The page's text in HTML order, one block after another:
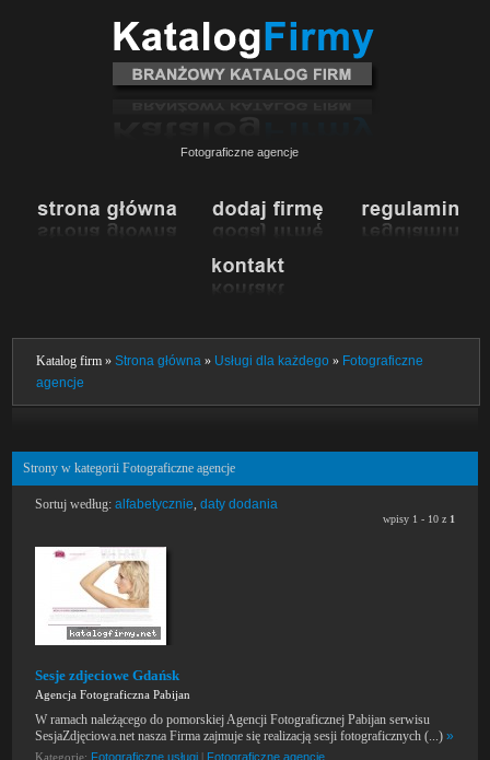
Fotograficzne agencje
Katalog firm »Strona główna » Usługi dla każdego » Fotograficzne
agencje
Strony w kategorii Fotograficzne agencje
Sortuj według:alfabetycznie,daty dodania
wpisy 1 - 10 z 1
Sesje zdjeciowe Gdańsk
Agencja Fotograficzna Pabijan
W ramach należącego do pomorskiej Agencji Fotograficznej Pabijan serwisu
SesjaZdjęciowa.net nasza Firma zajmuje się realizacją sesji fotograficznych (...)»
Kategorie: Fotograficzne usługi | Fotograficzne agencje